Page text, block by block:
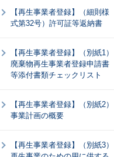
【再生事業者登録】（細則様
式第32号）許可証等返納書
【再生事業者登録】（別紙1）
廃棄物再生事業者登録申請書
等添付書類チェックリスト
【再生事業者登録】（別紙2）
事業計画の概要
【再生事業者登録】（別紙3）